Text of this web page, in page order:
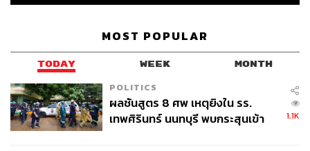
MOST POPULAR
TODAY WEEK MONTH
POLITICS
ผลชันสูตร 8 ศพ เหตุยิงใน รร.
เทพศิรินทร์ นนทบุรี พบกระสุนเข้า
1.1K